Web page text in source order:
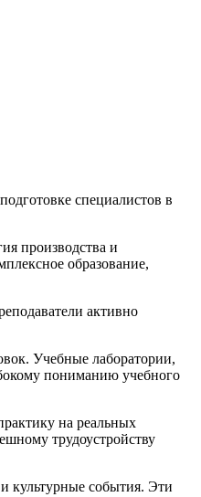
специалистов в
производства и
образование,
активно
Учебные лаборатории,
пониманию учебного
на реальных
трудоустройству
культурные события. Эти